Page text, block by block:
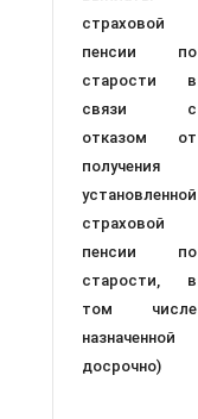
страховой
пенсии по
старости в
связи с
отказом от
получения
установленной
стра­ховой
пенсии по
старости, в
том числе
назначенной
досрочно)